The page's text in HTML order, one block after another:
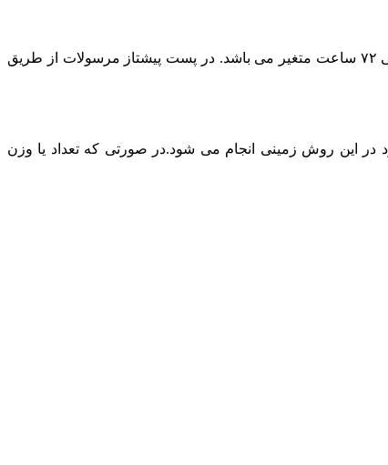
در حال حاضر پست پیشتاز مطمئن ترین روش ارسال است و بسته به بعد مسافت مقصد ارسال مرسوله زمان تحویل بسته پستی بین ۲۴ الی ۷۲ ساعت متغیر می باشد. در پست پیشتاز مرسولات از طریق
این روش زمینی انجام می شود.در صورتی که تعداد یا وزن